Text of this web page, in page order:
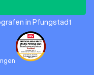
in Pfungstadt